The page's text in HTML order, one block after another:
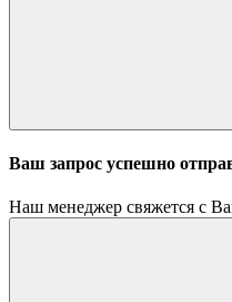
Ваш запрос успешно
Наш менеджер свяжется с